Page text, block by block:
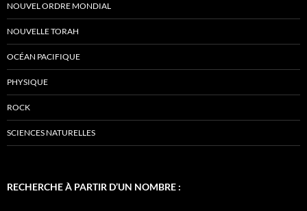
NOUVEL ORDRE MONDIAL
NOUVELLE TORAH
OCÉAN PACIFIQUE
PHYSIQUE
ROCK
SCIENCES NATURELLES
RECHERCHE À PARTIR D’UN NOMBRE :